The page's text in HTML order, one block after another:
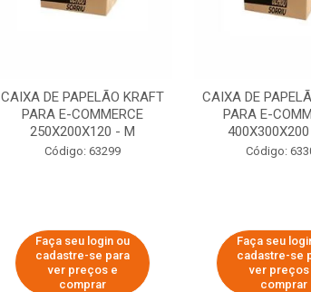
CAIXA DE PAPELÃO KRAFT
PARA E-COMMERCE
250X200X120 - M
Código: 63299
Faça seu login ou
cadastre-se para
ver preços e
comprar
CAIXA DE
PARA E-
Código:
Faça seu
cadastre-se
ver preços
comprar